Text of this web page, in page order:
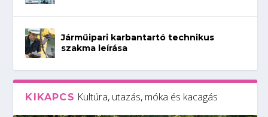
Járműipari karbantartó technikus
szakma leírása
KIKAPCS Kultúra, utazás, móka és kacagás